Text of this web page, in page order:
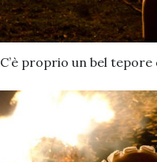
C’è proprio un bel tepore